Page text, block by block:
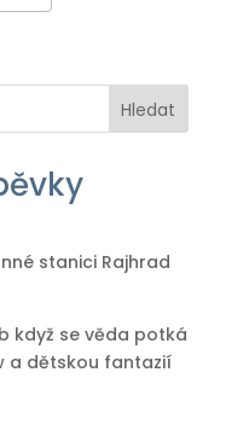
Hledat
stanici Rajhrad
když se věda potká
a dětskou fantazií